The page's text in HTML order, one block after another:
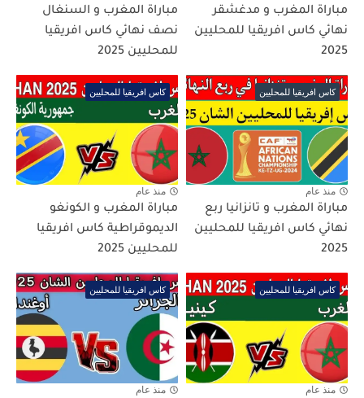
مباراة المغرب و مدغشقر
نهائي كاس افريقيا للمحليين
2025
مباراة المغرب و السنغال
نصف نهائي كاس افريقيا
للمحليين 2025
كاس افريقيا للمحليين
منذ عام
مباراة المغرب و تانزانيا ربع
نهائي كاس افريقيا للمحليين
2025
كاس افريقيا للمحليين
منذ عام
مباراة المغرب و الكونغو
الديموقراطية كاس افريقيا
للمحليين 2025
كاس افريقيا للمحليين
منذ عام
كاس افريقيا للمحليين
منذ عام